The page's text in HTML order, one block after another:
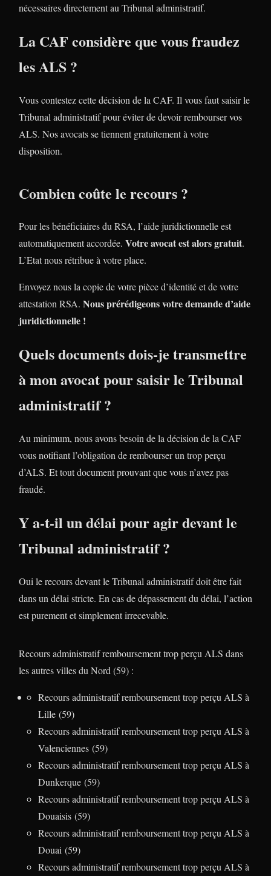
nécessaires directement au Tribunal administratif.
La CAF considère que vous fraudez
les ALS ?
Vous contestez cette décision de la CAF. Il vous faut saisir le
Tribunal administratif pour éviter de devoir rembourser vos
ALS. Nos avocats se tiennent gratuitement à votre
disposition.
Combien coûte le recours ?
Pour les bénéficiaires du RSA, l’aide juridictionnelle est
automatiquement accordée. Votre avocat est alors gratuit.
L’Etat nous rétribue à votre place.
Envoyez nous la copie de votre pièce d’identité et de votre
attestation RSA. Nous prérédigeons votre demande d’aide
juridictionnelle !
Quels documents dois-je transmettre
à mon avocat pour saisir le Tribunal
administratif ?
Au minimum, nous avons besoin de la décision de la CAF
vous notifiant l’obligation de rembourser un trop perçu
d’ALS. Et tout document prouvant que vous n’avez pas
fraudé.
Y a-t-il un délai pour agir devant le
Tribunal administratif ?
Oui le recours devant le Tribunal administratif doit être fait
dans un délai stricte. En cas de dépassement du délai, l’action
est purement et simplement irrecevable.
Recours administratif remboursement trop perçu ALS dans
les autres villes du Nord (59) :
Recours administratif remboursement trop perçu ALS à
Lille (59)
Recours administratif remboursement trop perçu ALS à
Valenciennes (59)
Recours administratif remboursement trop perçu ALS à
Dunkerque (59)
Recours administratif remboursement trop perçu ALS à
Douaisis (59)
Recours administratif remboursement trop perçu ALS à
Douai (59)
Recours administratif remboursement trop perçu ALS à